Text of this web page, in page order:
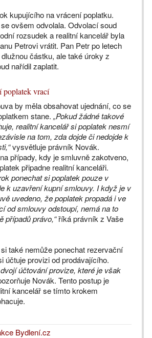
kupujícího na vrácení poplatku.
ovšem odvolala. Odvolací soud
rozsudek a realitní kancelář byla
Petrovi vrátit. Pan Petr po letech
částku, ale také úroky z
nařídil zaplatit.
poplatek vrací
by měla obsahovat ujednání, co se
stane. „Pokud žádné takové
realitní kancelář si poplatek nesmí
na tom, zda dojde či nedojde k
vysvětluje právník Novák.
případy, kdy je smluvně zakotveno,
připadne realitní kanceláři.
ponechat si poplatek pouze v
k uzavření kupní smlouvy. I když je v
uvedeno, že poplatek propadá i ve
od smlouvy odstoupí, nemá na to
případů právo,“říká právník z Vaše
také nemůže ponechat rezervační
účtuje provizi od prodávajícího.
účtování provize, které je však
Novák. Tento postup je
kancelář se tímto krokem
Bydlení.cz